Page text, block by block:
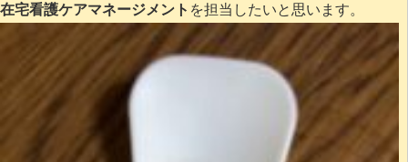
在宅看護ケアマネージメント を担当したいと思います。